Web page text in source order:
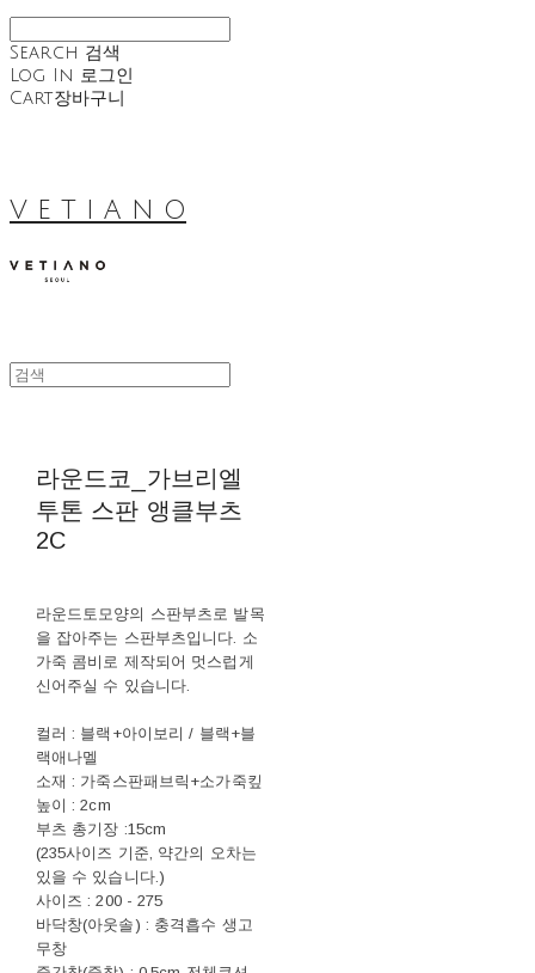
Search 검색
Log In 로그인
Cart장바구니
V E T I A N O
라운드코_가브리엘
투톤 스판 앵클부츠
2C
라운드토모양의 스판부츠로 발목
을 잡아주는 스판부츠입니다. 소
가죽 콤비로 제작되어 멋스럽게
신어주실 수 있습니다.
컬러 : 블랙+아이보리 / 블랙+블
랙애나멜
소재 : 가죽스판패브릭+소가죽킾
높이 : 2cm
부츠 총기장 :15cm
(235사이즈 기준, 약간의 오차는
있을 수 있습니다.)
사이즈 : 200 - 275
바닥창(아웃솔) : 충격흡수 생고
무창